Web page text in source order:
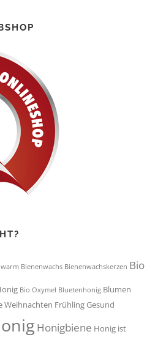
Bienenwachs Bienenwachskerzen Bio
Bio Oxymel Bluetenhonig Blumen
Weihnachten FrühlingGesund
Honigbiene Honig ist